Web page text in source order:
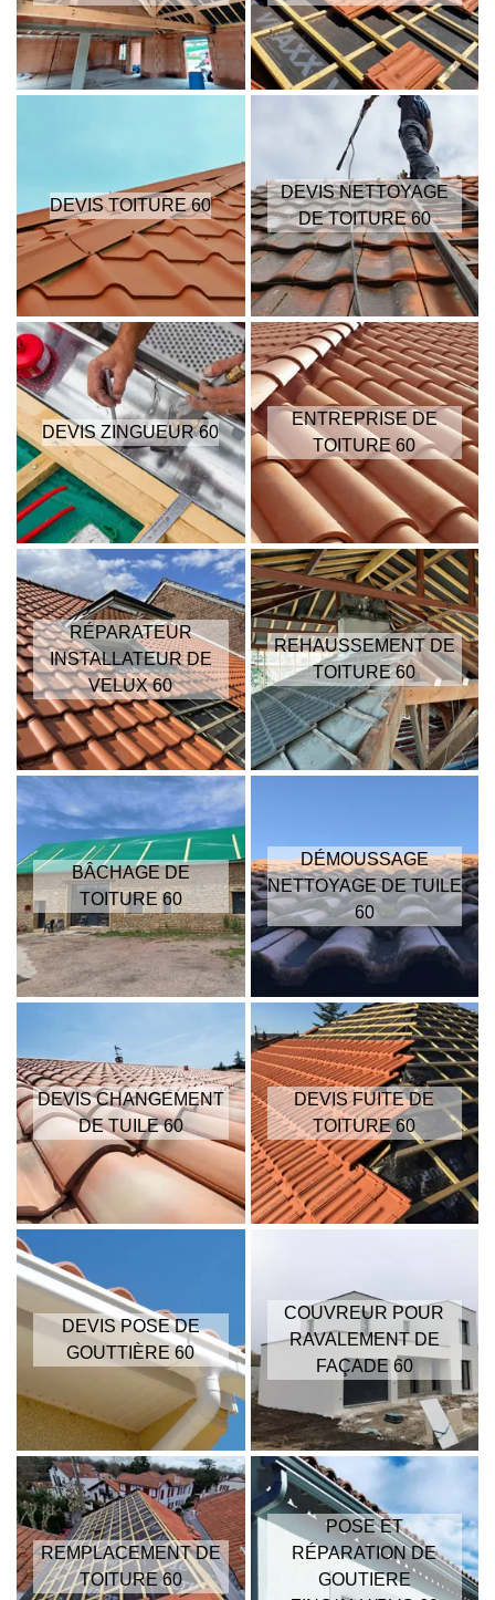
DEVIS TOITURE 60
DEVIS NETTOYAGE
DE TOITURE 60
DEVIS ZINGUEUR 60
ENTREPRISE DE
TOITURE 60
RÉPARATEUR
INSTALLATEUR DE
VELUX 60
REHAUSSEMENT DE
TOITURE 60
BÂCHAGE DE
TOITURE 60
DÉMOUSSAGE
NETTOYAGE DE TUILE
60
DEVIS CHANGEMENT
DE TUILE 60
DEVIS FUITE DE
TOITURE 60
DEVIS POSE DE
GOUTTIÈRE 60
COUVREUR POUR
RAVALEMENT DE
FAÇADE 60
REMPLACEMENT DE
TOITURE 60
POSE ET
RÉPARATION DE
GOUTIERE